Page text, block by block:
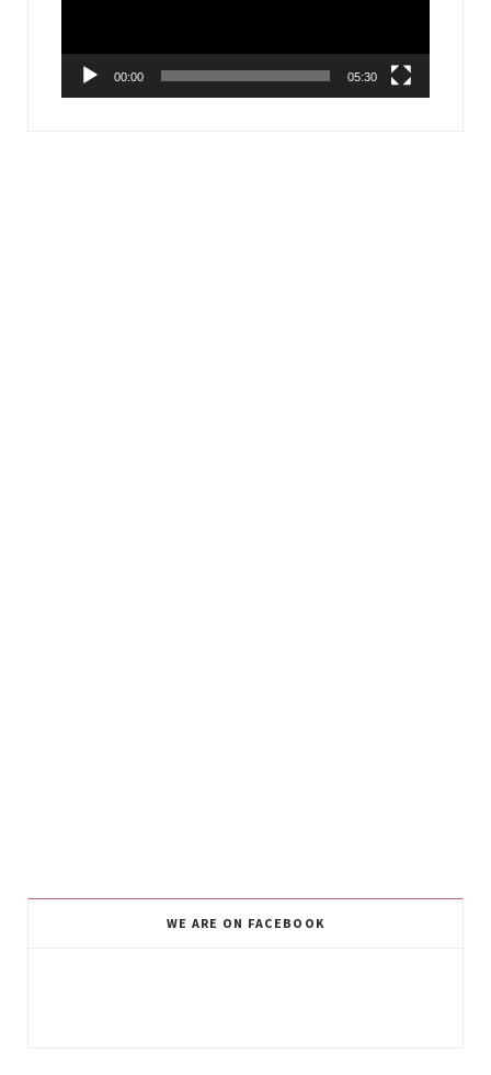
00:00 05:30
WE ARE ON FACEBOOK